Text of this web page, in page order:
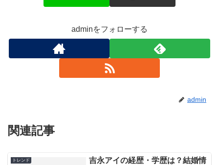
adminをフォローする
admin
関連記事
トレンド
吉永アイの経歴・学歴は？結婚情